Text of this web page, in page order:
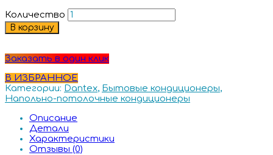
Количество
В корзину
Заказать в один клик
В ИЗБРАННОЕ
Категории: Dantex, Бытовые кондиционеры,
Напольно-потолочные кондиционеры
Описание
Детали
Характеристики
Отзывы (0)